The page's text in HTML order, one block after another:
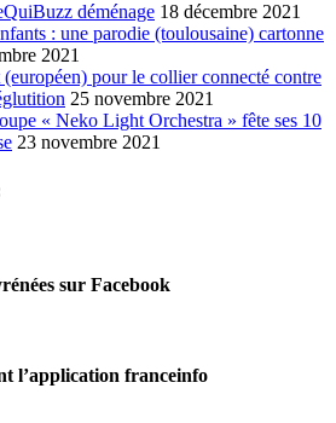
déménage 18 décembre 2021
: une parodie (toulousaine) cartonne
2021
pour le collier connecté contre
25 novembre 2021
« Neko Light Orchestra » fête ses 10
23 novembre 2021
sur Facebook
l’application franceinfo